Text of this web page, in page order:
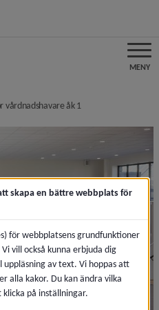
MENY
vårdnadshavare åk 1
skapa en bättre webbplats för
för webbplatsens grundfunktioner
vill också kunna erbjuda dig
av text. Vi hoppas att
alla kakor. Du kan ändra vilka
på inställningar.